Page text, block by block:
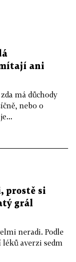
ani
má důchody
nebo o
prostě si
grál
neradi. Podle
averzi sedm